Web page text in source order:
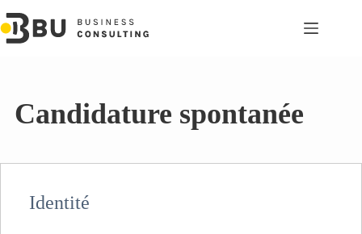
au
contenu
Candidature spontanée
Identité